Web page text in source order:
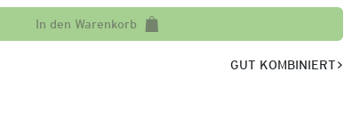
In den Warenkorb
GUT KOMBINIERT